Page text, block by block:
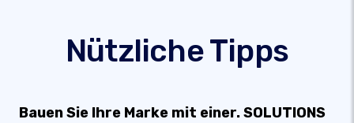
Nützliche Tipps
Bauen Sie Ihre Marke mit einer. SOLUTIONS